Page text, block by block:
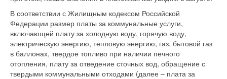
В соответствии с Жилищным кодексом Российской
Федерации размер платы за коммунальные услуги,
включающей плату за холодную воду, горячую воду,
электрическую энергию, тепловую энергию, газ, бытовой газ
в баллонах, твердое топливо при наличии печного
отопления, плату за отведение сточных вод, обращение с
твердыми коммунальными отходами (далее – плата за